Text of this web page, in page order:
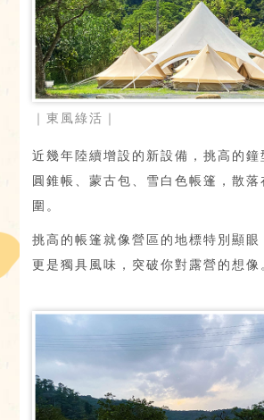
｜東風綠活｜
近幾年陸續增設的新設備，挑高的
圓錐帳、蒙古包、雪白色帳篷，散落
圍。
挑高的帳篷就像營區的地標特別顯眼
更是獨具風味，突破你對露營的想像